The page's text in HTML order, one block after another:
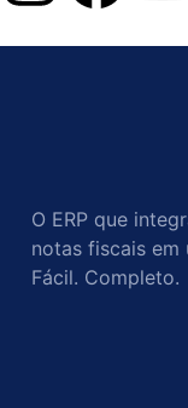
O ERP que
notas fiscais em
Fácil. Completo.